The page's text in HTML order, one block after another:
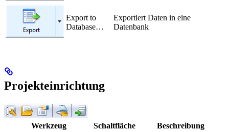
Export to
Database…
Exportiert Daten in eine
Datenbank
Projekteinrichtung
Werkzeug Schaltfläche Beschreibung